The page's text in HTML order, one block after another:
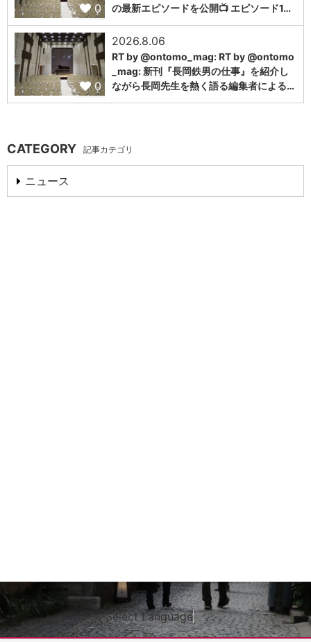
0
の最新エピソードを公開📺 エピソード1…
0
2026.8.06
RT by @ontomo_mag: RT by @ontomo
_mag: 新刊『長岡鉄男の仕事』を紹介し
ながら長岡先生を熱く語る編集者による…
CATEGORY 記事カテゴリ
ニュース
Select Language▼